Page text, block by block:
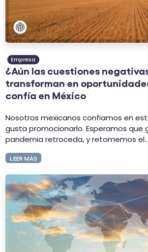
Empresa
¿Aún las cuestiones
transforman en
confía en México
Nosotros mexicanos confiamos en
gusta promocionarlo. Esperamos que
pandemia retroceda, y retomemos el...
LEER MÁS